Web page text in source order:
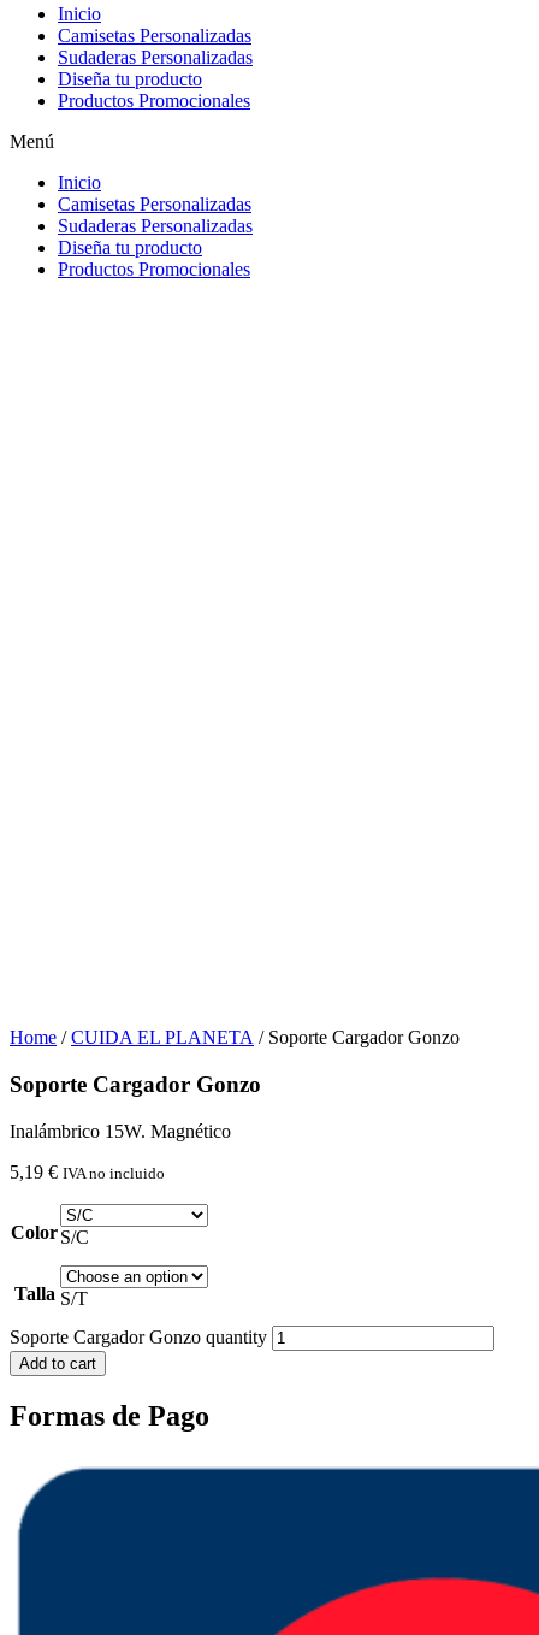
Inicio
Camisetas Personalizadas
Sudaderas Personalizadas
Diseña tu producto
Productos Promocionales
Menú
Inicio
Camisetas Personalizadas
Sudaderas Personalizadas
Diseña tu producto
Productos Promocionales
Home /CUIDA EL PLANETA / Soporte Cargador Gonzo
Soporte Cargador Gonzo
Inalámbrico 15W. Magnético
5,19 € IVA no incluido
ColorS/C
Talla S/T
Soporte Cargador Gonzo quantity
Add to cart
Formas de Pago